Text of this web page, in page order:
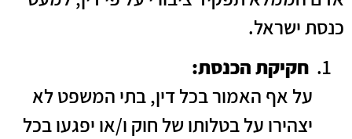
כנסת ישראל.
חקיקת הכנסת:
על אף האמור בכל דין, בתי המשפט לא
יצהירו על בטלותו של חוק ו/או יפגעו בכל